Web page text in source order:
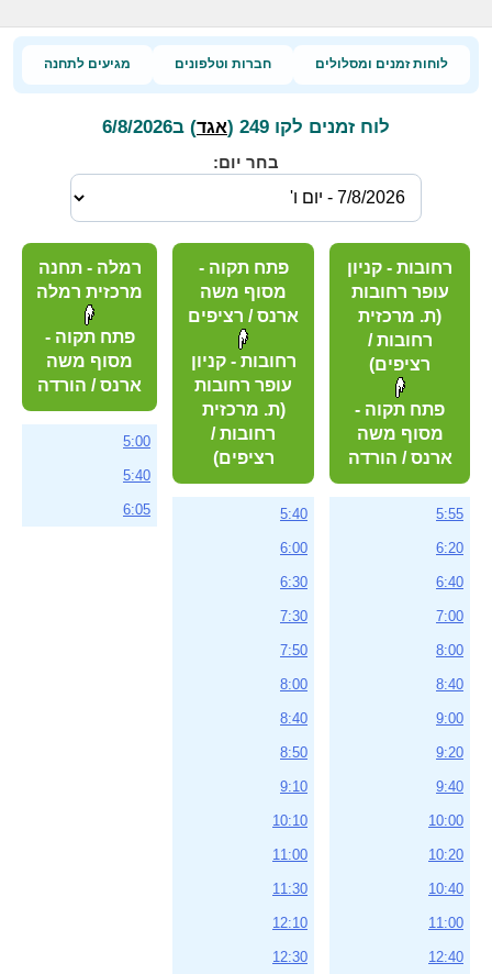
לוחות זמנים ומסלולים חברות וטלפונים מגיעים לתחנה
לוח זמנים לקו 249 ( אגד) ב6/8/2026
בחר יום:
רחובות - קניון
עופר רחובות
(ת. מרכזית
רחובות /
רציפים)
פתח תקוה -
מסוף משה
ארנס / הורדה
5:55
6:20
6:40
7:00
8:00
8:40
9:00
9:20
9:40
10:00
10:20
10:40
11:00
12:40
פתח תקוה -
מסוף משה
ארנס / רציפים
רחובות - קניון
עופר רחובות
(ת. מרכזית
רחובות /
רציפים)
5:40
6:00
6:30
7:30
7:50
8:00
8:40
8:50
9:10
10:10
11:00
11:30
12:10
12:30
רמלה - תחנה
מרכזית רמלה
פתח תקוה -
מסוף משה
ארנס / הורדה
5:00
5:40
6:05